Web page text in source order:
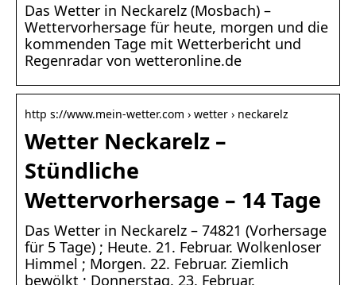
Das Wetter in Neckarelz (Mosbach) –
Wettervorhersage für heute, morgen und die
kommenden Tage mit Wetterbericht und
Regenradar von wetteronline.de
http s://www.mein-wetter.com › wetter › neckarelz
Wetter Neckarelz –
Stündliche
Wettervorhersage – 14 Tage
Das Wetter in Neckarelz – 74821 (Vorhersage
für 5 Tage) ; Heute. 21. Februar. Wolkenloser
Himmel ; Morgen. 22. Februar. Ziemlich
bewölkt ; Donnerstag. 23. Februar.